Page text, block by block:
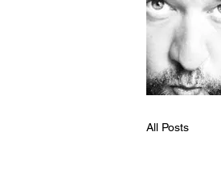
All Posts